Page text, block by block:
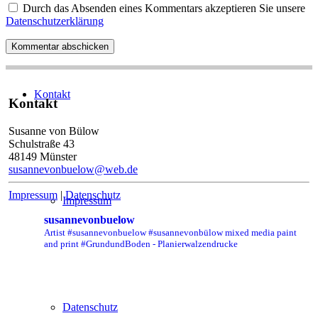
Kontakt
Impressum
Datenschutz
Durch das Absenden eines Kommentars akzeptieren Sie unsere
Datenschutzerklärung
Kontakt
Susanne von Bülow
Schulstraße 43
48149 Münster
susannevonbuelow@web.de
Impressum |Datenschutz
susannevonbuelow
Artist #susannevonbuelow #susannevonbülowmixed media paint
and print #GrundundBoden - Planierwalzendrucke